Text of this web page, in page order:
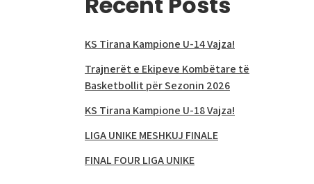
KS Tirana Kampione U-14 Vajza!
Trajnerët e Ekipeve Kombëtare të
Basketbollit për Sezonin 2026
KS Tirana Kampione U-18 Vajza!
LIGA UNIKE MESHKUJ FINALE
FINAL FOUR LIGA UNIKE